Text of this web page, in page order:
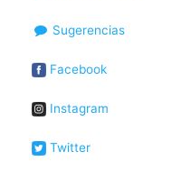
Sugerencias
Facebook
Instagram
Twitter